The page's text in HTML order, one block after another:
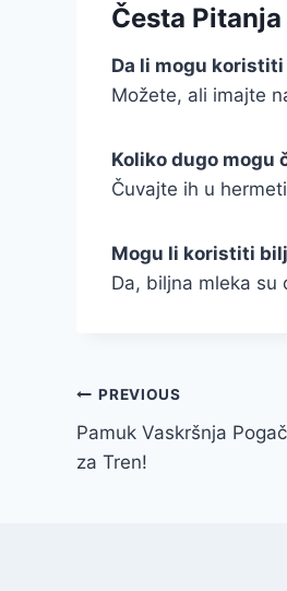
Česta Pitanja
Da li mogu
Možete, ali imajte
Koliko dugo mogu
Čuvajte ih u
Mogu li koristiti
Da, biljna mleka su
Post
navigation
PREVIOUS
Pamuk Vaskršnja
za Tren!